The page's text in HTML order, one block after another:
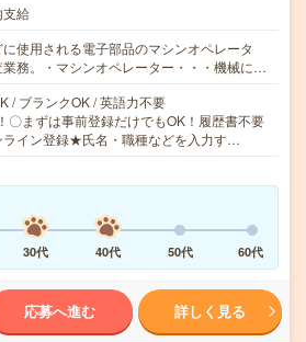
支給
使用される電子部品のマシンオペレータ
業務。・マシンオペレーター・・・機械に…
/ ブランクOK / 英語力不要
まずは事前登録だけでもOK！履歴書不要
ライン登録★氏名・職種などを入力す…
30代 40代 50代 60代
応募へ進む 詳しく見る